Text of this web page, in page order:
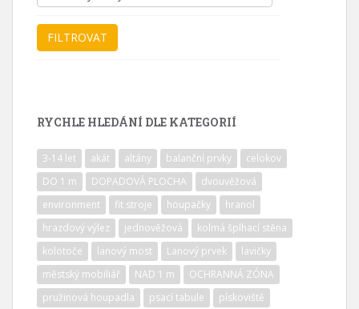
RYCHLE HLEDÁNÍ DLE KATEGORIÍ
3-14 let akát altány balanční prvky
celokov
DO 1 m
DOPADOVÁ PLOCHA
dvouvěžová
environment
fit stroje houpačky
hranol
hrazdový výlez
jednověžová
kolmá šplhací stěna
kolotoče
lanový most Lanový prvek
lavičky
městský mobiliář
NAD 1 m
OCHRANNÁ ZÓNA
pružinová houpadla
psací tabule
pískoviště